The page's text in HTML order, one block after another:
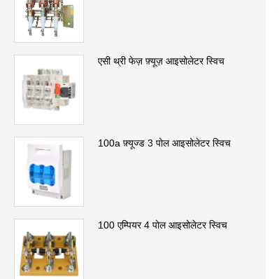
एसी थ्री फेज़ फ़्यूज़ आइसोलेटर स्विच
100a फ़्यूज्ड 3 पोल आइसोलेटर स्विच
100 एम्पियर 4 पोल आइसोलेटर स्विच